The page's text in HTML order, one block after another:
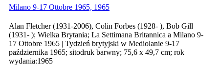
Milano 9-17 Ottobre 1965, 1965
Alan Fletcher (1931-2006), Colin Forbes (1928- ), Bob Gill
(1931- ); Wielka Brytania; La Settimana Britannica a Milano 9-
17 Ottobre 1965 | Tydzień brytyjski w Mediolanie 9-17
października 1965; sitodruk barwny; 75,6 x 49,7 cm; rok
wydania:1965